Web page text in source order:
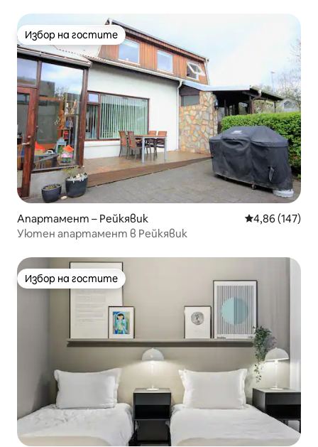
Избор на гостите
Избор на гостите
Апартамент – Рейкявик Средна
4,86 (147)
Уютен апартамент в Рейкявик
Избор на гостите
Избор на гостите